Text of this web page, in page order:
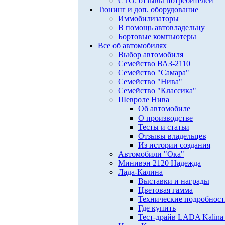
Тюнинг и доп. оборудование
Иммобилизаторы
В помощь автовладельцу
Бортовые компьютеры
Все об автомобилях
Выбор автомобиля
Семейство ВАЗ-2110
Семейство "Самара"
Семейство "Нива"
Семейство "Классика"
Шевроле Нива
Об автомобиле
О производстве
Тесты и статьи
Отзывы владельцев
Из истории создания
Автомобили "Ока"
Минивэн 2120 Надежда
Лада-Калина
Выставки и награды
Цветовая гамма
Технические
Где купить
Тест-драйв LADA Kalina